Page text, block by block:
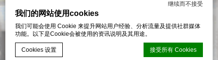
继续而不接受
我们的网站使用cookies
我们可能会使用 Cookie 来提升网站用户经验、分析流量及提供社群媒体
功能。以下是Cookie会被使用的资讯说明及其用途。
Cookies 设置 接受所有 Cookies